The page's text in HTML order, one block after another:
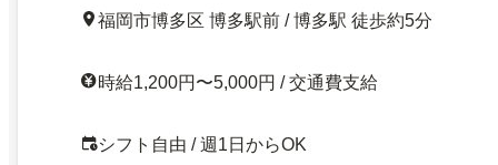
福岡市博多区 博多駅前 / 博多駅 徒歩約5分
時給1,200円〜5,000円 / 交通費支給
シフト自由 / 週1日からOK